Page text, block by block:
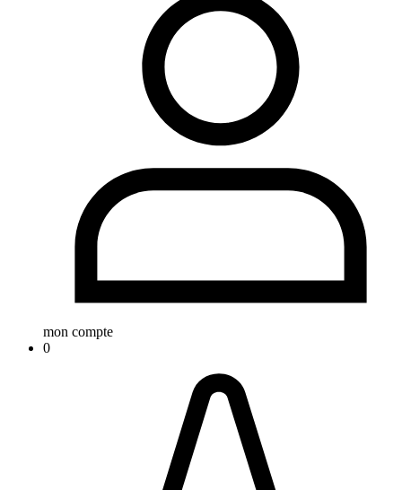
mon compte
0